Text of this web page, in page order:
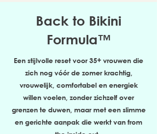
Back to Bikini
Formula™
Een stijlvolle reset voor 35+ vrouwen die
zich nog vóór de zomer krachtig,
vrouwelijk, comfortabel en energiek
willen voelen, zonder zichzelf over
grenzen te duwen, maar met een slimme
en gerichte aanpak die werkt van from